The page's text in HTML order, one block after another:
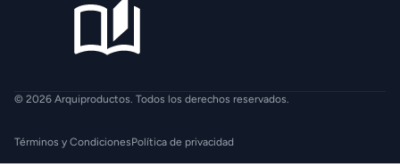
© 2026 Arquiproductos. Todos los derechos reservados.
Términos y CondicionesPolítica de privacidad